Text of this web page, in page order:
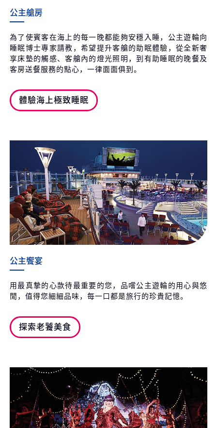
公主艙房
為了使賓客在海上的每一晚都能夠安穩入睡，公主遊輪向
睡眠博士專家請教，希望提升客艙的助眠體驗，從全新奢
享床墊的觸感、客艙內的燈光照明，到有助睡眠的晚餐及
客房送餐服務的點心，一律面面俱到。
體驗海上極致睡眠
公主饗宴
用最真摯的心款待最重要的您，品嚐公主遊輪的用心與悠
閒，值得您細細品味，每一口都是旅行的珍貴記憶。
探索老饕美食